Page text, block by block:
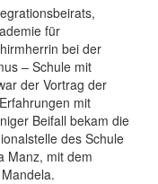
für
bei der
– Schule mit
der Vortrag der
mit
Beifall bekam die
des Schule
Manz, mit dem